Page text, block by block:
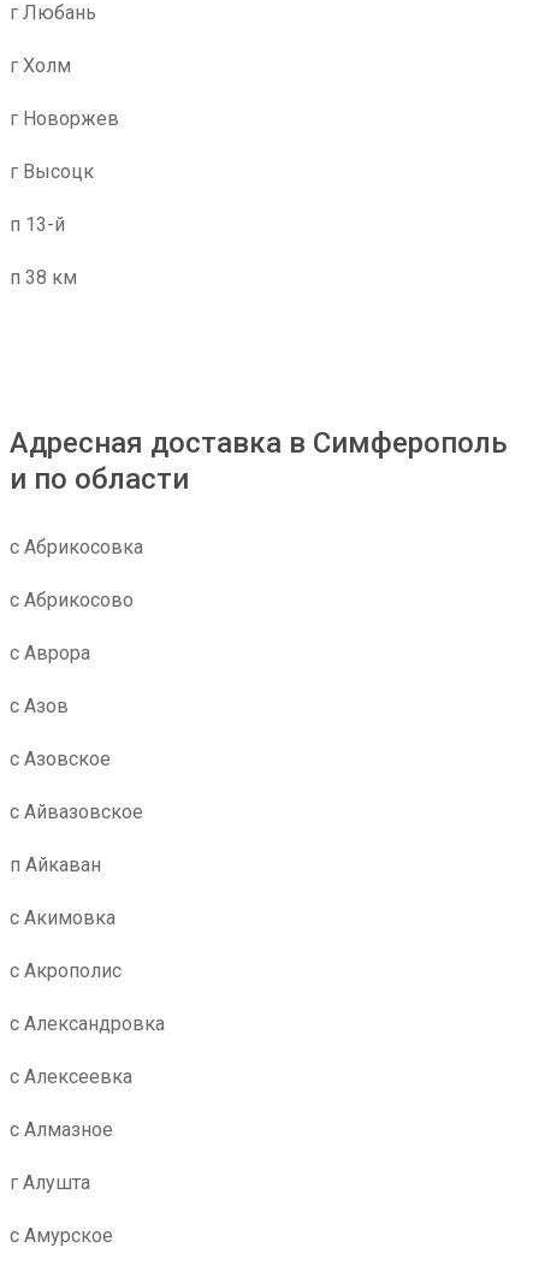
г Любань
г Холм
г Новоржев
г Высоцк
п 13-й
п 38 км
Адресная доставка в Симферополь
и по области
с Абрикосовка
с Абрикосово
с Аврора
с Азов
с Азовское
с Айвазовское
п Айкаван
с Акимовка
с Акрополис
с Александровка
с Алексеевка
с Алмазное
г Алушта
с Амурское